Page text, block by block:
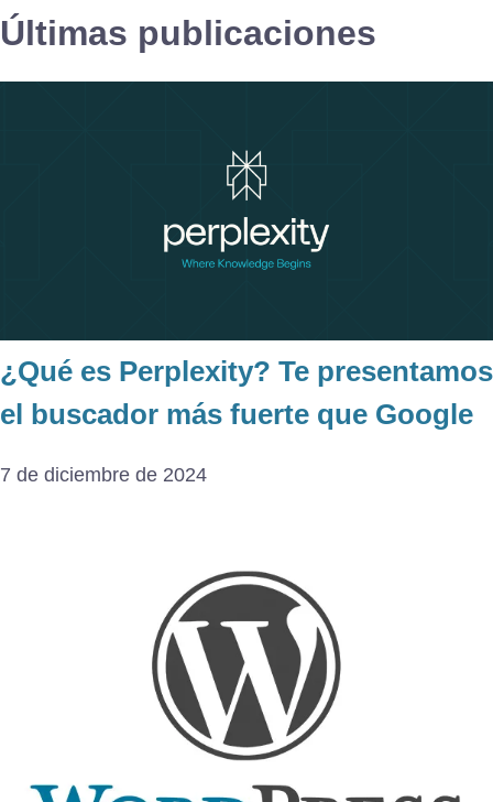
Últimas publicaciones
¿Qué es Perplexity? Te presentamos
el buscador más fuerte que Google
7 de diciembre de 2024